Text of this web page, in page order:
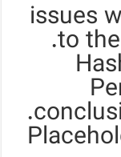
issues
to
*
*